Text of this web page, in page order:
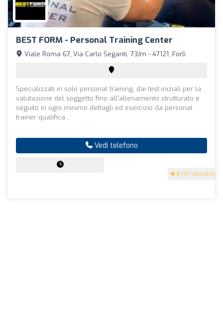
BEST FORM - Personal Training Center
5 (137 recensioni)
Viale Roma 67, Via Carlo Seganti, 73/m - 47121, Forlì
Specializzati in solo personal training, dai test iniziali per la
valutazione del soggetto fino all'allenamento strutturato e
seguito in ogni minimo dettagli ed esercizio da personal
trainer qualifica...
Vedi telefono